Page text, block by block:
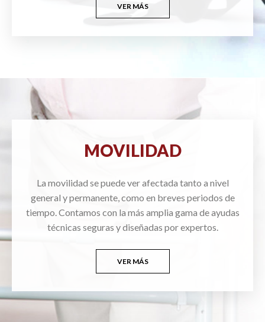
VER MÁS
MOVILIDAD
La movilidad se puede ver afectada tanto a nivel
general y permanente, como en breves periodos de
tiempo. Contamos con la más amplia gama de ayudas
técnicas seguras y diseñadas por expertos.
VER MÁS